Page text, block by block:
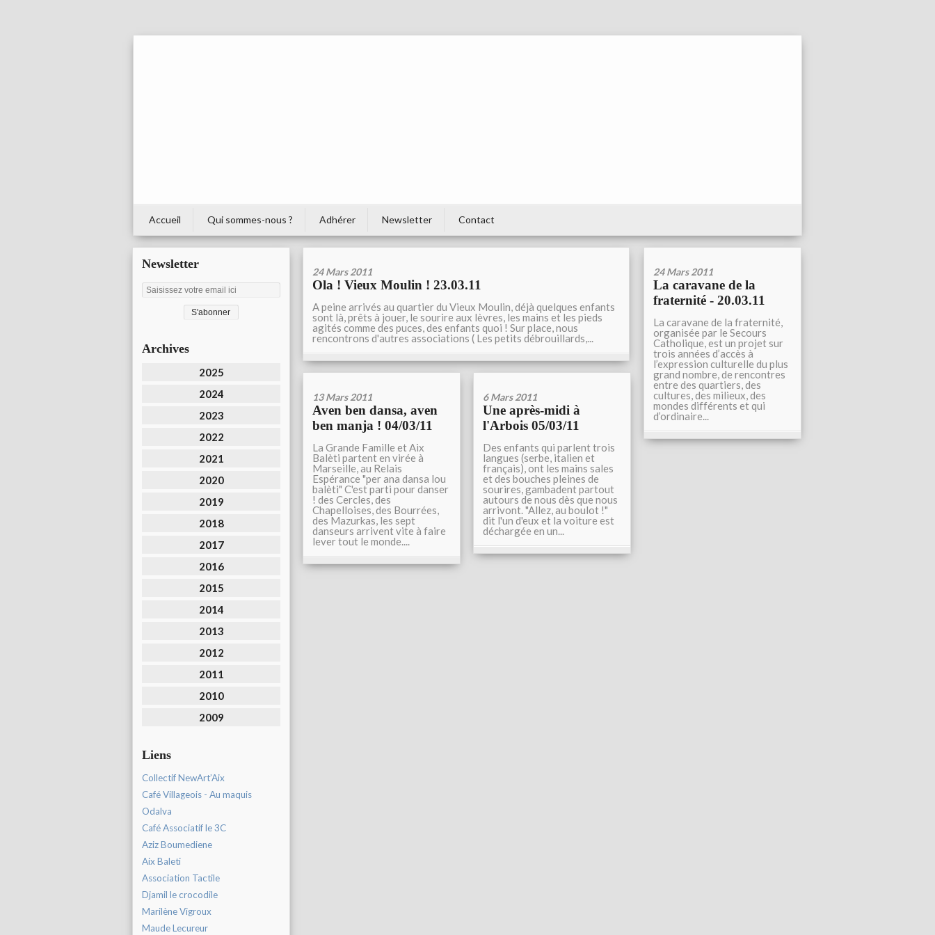
Accueil Qui sommes-nous ? Adhérer Newsletter Contact
Newsletter
Archives
2025
2024
2023
2022
2021
2020
2019
2018
2017
2016
2015
2014
2013
2012
2011
2010
2009
Liens
Collectif NewArt’Aix
Café Villageois - Au maquis
Odalva
Café Associatif le 3C
Aziz Boumediene
Aix Baleti
Association Tactile
Djamil le crocodile
Marilène Vigroux
Maude Lecureur
24 Mars 2011
Ola ! Vieux Moulin ! 23.03.11
A peine arrivés au quartier du Vieux Moulin, déjà quelques enfants
sont là, prêts à jouer, le sourire aux lèvres, les mains et les pieds
agités comme des puces, des enfants quoi ! Sur place, nous
rencontrons d'autres associations ( Les petits débrouillards,...
24 Mars 2011
La caravane de la
fraternité - 20.03.11
La caravane de la fraternité,
organisée par le Secours
Catholique, est un projet sur
trois années d’accès à
l’expression culturelle du plus
grand nombre, de rencontres
entre des quartiers, des
cultures, des milieux, des
mondes différents et qui
d’ordinaire...
13 Mars 2011
Aven ben dansa, aven
ben manja ! 04/03/11
La Grande Famille et Aix
Balèti partent en virée à
Marseille, au Relais
Espérance "per ana dansa lou
balèti" C'est parti pour danser
! des Cercles, des
Chapelloises, des Bourrées,
des Mazurkas, les sept
danseurs arrivent vite à faire
lever tout le monde....
6 Mars 2011
Une après-midi à
l'Arbois 05/03/11
Des enfants qui parlent trois
langues (serbe, italien et
français), ont les mains sales
et des bouches pleines de
sourires, gambadent partout
autours de nous dès que nous
arrivont. "Allez, au boulot !"
dit l'un d'eux et la voiture est
déchargée en un...